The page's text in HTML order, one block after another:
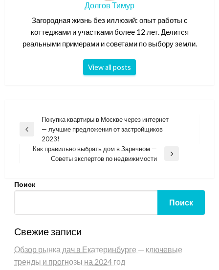
Долгов Тимур
Загородная жизнь без иллюзий: опыт работы с
коттеджами и участками более 12 лет. Делится
реальными примерами и советами по выбору земли.
View all posts
Навигация
по
записям
Previous
Покупка квартиры в Москве через интернет
— лучшие предложения от застройщиков
2023!
Как правильно выбрать дом в Заречном —
Советы экспертов по недвижимости
Поиск
Поиск
Свежие записи
Обзор рынка дач в Екатеринбурге — ключевые
тренды и прогнозы на 2024 год